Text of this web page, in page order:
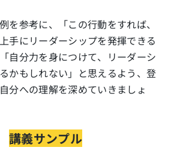
を参考に、「この行動をすれば、
手にリーダーシップを発揮できる
自分力を身につけて、リーダーシ
かもしれない」と思えるよう、登
分への理解を深めていきましょ
講義サンプル